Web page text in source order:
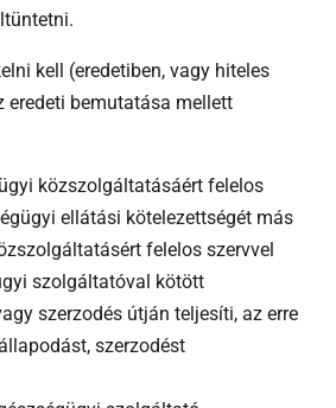
kell (eredetiben, vagy hiteles
eredeti bemutatása mellett
közszolgáltatásáért felelos
ellátási kötelezettségét más
felelos szervvel
szolgáltatóval kötött
szerzodés útján teljesíti, az erre
szerzodést